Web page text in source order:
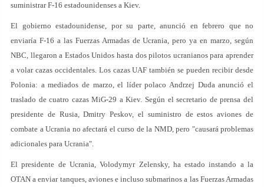
suministrar F-16 estadounidenses a Kiev.
El gobierno estadounidense, por su parte, anunció en febrero que no
enviaría F-16 a las Fuerzas Armadas de Ucrania, pero ya en marzo, según
NBC, llegaron a Estados Unidos hasta dos pilotos ucranianos para aprender
a volar cazas occidentales. Los cazas UAF también se pueden recibir desde
Polonia: a mediados de marzo, el líder polaco Andrzej Duda anunció el
traslado de cuatro cazas MiG-29 a Kiev. Según el secretario de prensa del
presidente de Rusia, Dmitry Peskov, el suministro de estos aviones de
combate a Ucrania no afectará el curso de la NMD, pero "causará problemas
adicionales para Ucrania".
El presidente de Ucrania, Volodymyr Zelensky, ha estado instando a la
OTAN a enviar tanques, aviones e incluso submarinos a las Fuerzas Armadas